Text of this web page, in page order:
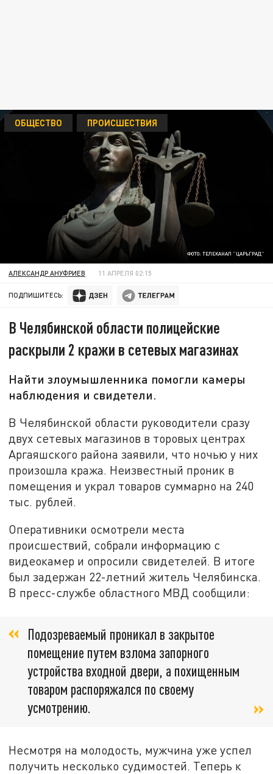
ФОТО: ТЕЛЕКАНАЛ "ЦАРЬГРАД"
ОБЩЕСТВО ПРОИСШЕСТВИЯ
АЛЕКСАНДР АНУФРИЕВ 11 АПРЕЛЯ 02:15
ПОДПИШИТЕСЬ:
В Челябинской области полицейские
раскрыли 2 кражи в сетевых магазинах
Найти злоумышленника помогли камеры
наблюдения и свидетели.
В Челябинской области руководители сразу
двух сетевых магазинов в торовых центрах
Аргаяшского района заявили, что ночью у них
произошла кража. Неизвестный проник в
помещения и украл товаров суммарно на 240
тыс. рублей.
Оперативники осмотрели места
происшествий, собрали информацию с
видеокамер и опросили свидетелей. В итоге
был задержан 22-летний житель Челябинска.
В пресс-службе областного МВД сообщили:
Подозреваемый проникал в закрытое
помещение путем взлома запорного
устройства входной двери, а похищенным
товаром распоряжался по своему
усмотрению.
Несмотря на молодость, мужчина уже успел
получить несколько судимостей. Теперь к